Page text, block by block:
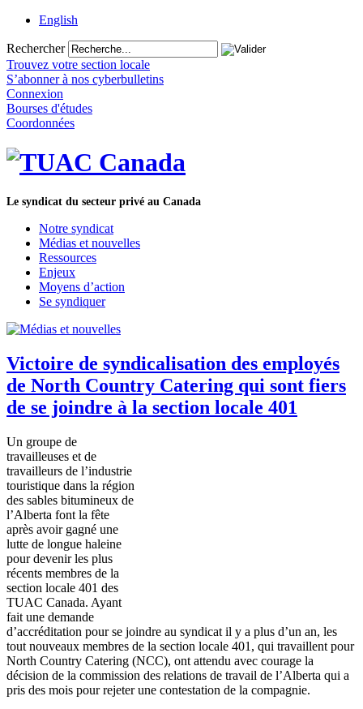
English
Rechercher
Trouvez votre section locale
S’abonner à nos cyberbulletins
Connexion
Bourses d'études
Coordonnées
Le syndicat du secteur privé au Canada
Notre syndicat
Médias et nouvelles
Ressources
Enjeux
Moyens d’action
Se syndiquer
Victoire de syndicalisation des employés
de North Country Catering qui sont fiers
de se joindre à la section locale 401
Un groupe de
travailleuses et de
travailleurs de l’industrie
touristique dans la région
des sables bitumineux de
l’Alberta font la fête
après avoir gagné une
lutte de longue haleine
pourdevenirles plus
récents membres de la
section locale 401 des
TUAC Canada. Ayant
fait une demande
d’accréditation pour se joindre au syndicat il y a plus d’un an, les
tout nouveaux membres de la section locale 401, qui travaillent pour
North Country Catering (NCC), ont attendu avec courage la
décision de la commission des relations de travail de l’Alberta qui a
pris des mois pourrejeter une contestation de la compagnie.